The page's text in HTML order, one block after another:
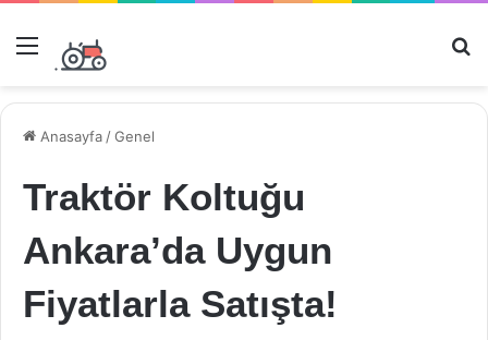
Menü
Anasayfa /Genel
Traktör Koltuğu
Ankara’da Uygun
Fiyatlarla Satışta!